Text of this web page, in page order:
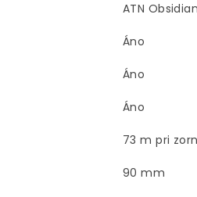
ATN
Áno
Áno
Áno
73 m pri
90 mm